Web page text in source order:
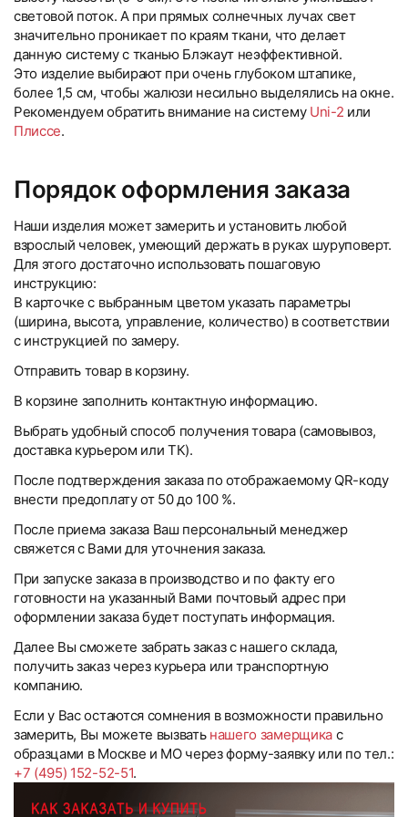
световой поток. А при прямых солнечных лучах свет
значительно проникает по краям ткани, что делает
данную систему с тканью Блэкаут неэффективной.
Это изделие выбирают при очень глубоком штапике,
более 1,5 см, чтобы жалюзи несильно выделялись на окне.
Рекомендуем обратить внимание на систему Uni-2 или
Плиссе.
Порядок оформления заказа
Наши изделия может замерить и установить любой
взрослый человек, умеющий держать в руках шуруповерт.
Для этого достаточно использовать пошаговую
инструкцию:
В карточке с выбранным цветом указать параметры
(ширина, высота, управление, количество) в соответствии
с инструкцией по замеру.
Отправить товар в корзину.
В корзине заполнить контактную информацию.
Выбрать удобный способ получения товара (самовывоз,
доставка курьером или ТК).
После подтверждения заказа по отображаемому QR-коду
внести предоплату от 50 до 100 %.
После приема заказа Ваш персональный менеджер
свяжется с Вами для уточнения заказа.
При запуске заказа в производство и по факту его
готовности на указанный Вами почтовый адрес при
оформлении заказа будет поступать информация.
Далее Вы сможете забрать заказ с нашего склада,
получить заказ через курьера или транспортную
компанию.
Если у Вас остаются сомнения в возможности правильно
замерить, Вы можете вызвать нашего замерщикас
образцами в Москве и МО через форму-заявку или по тел.:
+7 (495) 152-52-51.